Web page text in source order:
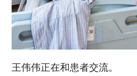
王伟伟正在和患者交流。